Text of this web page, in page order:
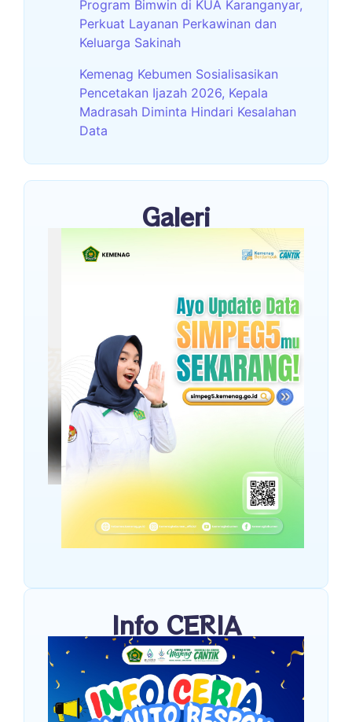
Program Bimwin di KUA Karanganyar,
Perkuat Layanan Perkawinan dan
Keluarga Sakinah
Kemenag Kebumen Sosialisasikan
Pencetakan Ijazah 2026, Kepala
Madrasah Diminta Hindari Kesalahan
Data
Galeri
Info CERIA